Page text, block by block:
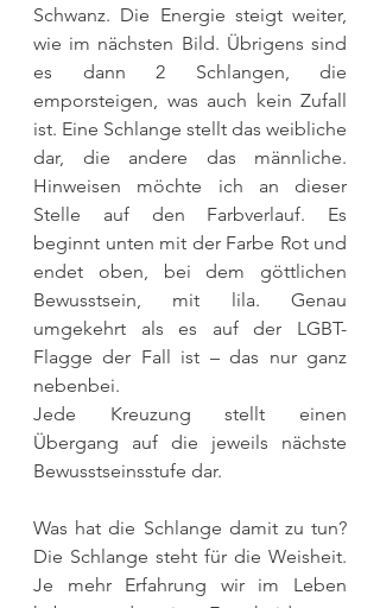
Schwanz. Die Energie steigt weiter,
wie im nächsten Bild. Übrigens sind
es dann 2 Schlangen, die
emporsteigen, was auch kein Zufall
ist. Eine Schlange stellt das weibliche
dar, die andere das männliche.
Hinweisen möchte ich an dieser
Stelle auf den Farbverlauf. Es
beginnt unten mit der Farbe Rot und
endet oben, bei dem göttlichen
Bewusstsein, mit lila. Genau
umgekehrt als es auf der LGBT-
Flagge der Fall ist – das nur ganz
nebenbei.
Jede Kreuzung stellt einen
Übergang auf die jeweils nächste
Bewusstseinsstufe dar.
Was hat die Schlange damit zu tun?
Die Schlange steht für die Weisheit.
Je mehr Erfahrung wir im Leben